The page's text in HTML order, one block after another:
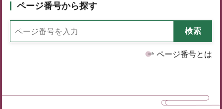
ページ番号から探す
ページ番号とは